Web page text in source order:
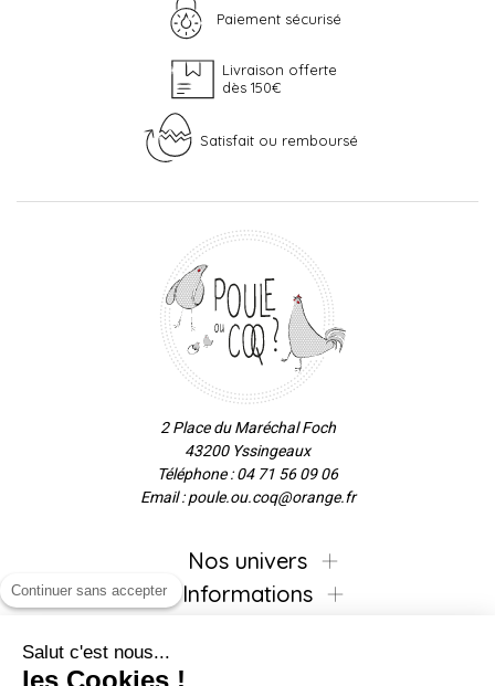
Paiement sécurisé
Livraison offerte
dès 150€
Satisfait ou remboursé
2 Place du Maréchal Foch
43200 Yssingeaux
Téléphone : 04 71 56 09 06
Email : poule.ou.coq@orange.fr
Nos univers
Informations
Continuer sans accepter
Salut c'est nous...
les Cookies !